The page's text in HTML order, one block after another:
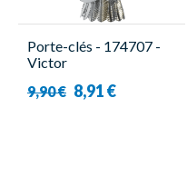
Porte-clés - 174707 -
Victor
9,90 € 8,91 €